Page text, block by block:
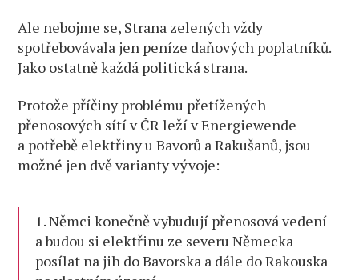
Ale nebojme se, Strana zelených vždy
spotřebovávala jen peníze daňových poplatníků.
Jako ostatně každá politická strana.
Protože příčiny problému přetížených
přenosových sítí v ČR leží v Energiewende
a potřebě elektřiny u Bavorů a Rakušanů, jsou
možné jen dvě varianty vývoje:
1. Němci konečně vybudují přenosová vedení
a budou si elektřinu ze severu Německa
posílat na jih do Bavorska a dále do Rakouska